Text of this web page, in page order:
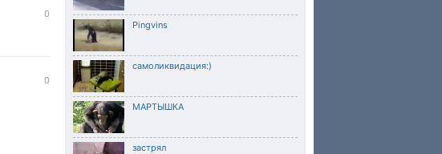
Pingvins
самоликвидация:)
МАРТЫШКА
застрял
0
0